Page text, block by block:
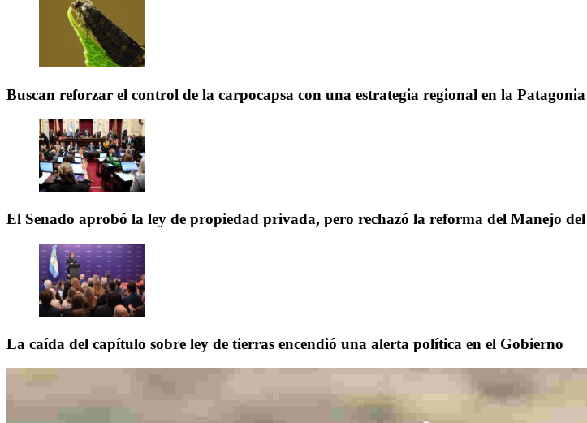
Buscan reforzar el control de la carpocapsa con una estrategia regional en la Patagonia
El Senado aprobó la ley de propiedad privada, pero rechazó la reforma del Manejo del
La caída del capítulo sobre ley de tierras encendió una alerta política en el Gobierno